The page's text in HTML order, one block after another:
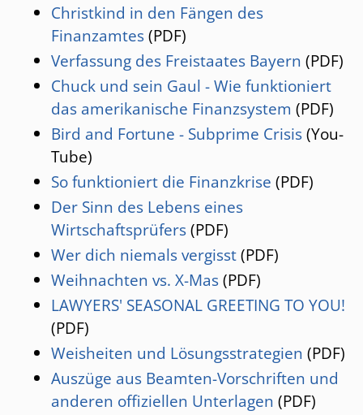
Christkind in den Fängen des
Finanzamtes(PDF)
Verfassung des Freistaates Bayern (PDF)
Chuck und sein Gaul - Wie funktioniert
das amerikanische Finanzsystem (PDF)
Bird and Fortune - Subprime Crisis(You-
Tube)
So funktioniert die Finanzkrise (PDF)
Der Sinn des Lebens eines
Wirtschaftsprüfers(PDF)
Wer dich niemals vergisst(PDF)
Weihnachten vs. X-Mas(PDF)
LAWYERS' SEASONAL GREETING TO YOU!
(PDF)
Weisheiten und Lösungsstrategien (PDF)
Auszüge aus Beamten-Vorschriften und
anderen offiziellen Unterlagen (PDF)
Mandanten-Rundschreiben
Nützliche Informationen
Soziales Engagement
Funny Corner